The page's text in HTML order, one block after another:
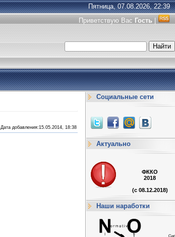
Пятница, 07.08.2026, 22:39
Приветствую Вас Гость
Дата добавления:15.05.2014, 18:38
Социальные сети
Актуально
ФККО
2018
(с 08.12.2018)
Наши наработки